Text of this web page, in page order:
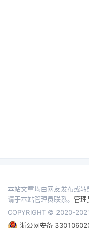
本站文章均由网友发布或转
请于本站管理员联系。 管理
COPYRIGHT © 2020-
浙公网安备